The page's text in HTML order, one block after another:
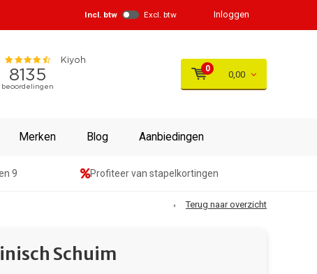
Incl. btw Excl. btw Inloggen
0
0,00
Merken Blog Aanbiedingen
9 Profiteer van stapelkortingen
Terug naar overzicht
Schuim